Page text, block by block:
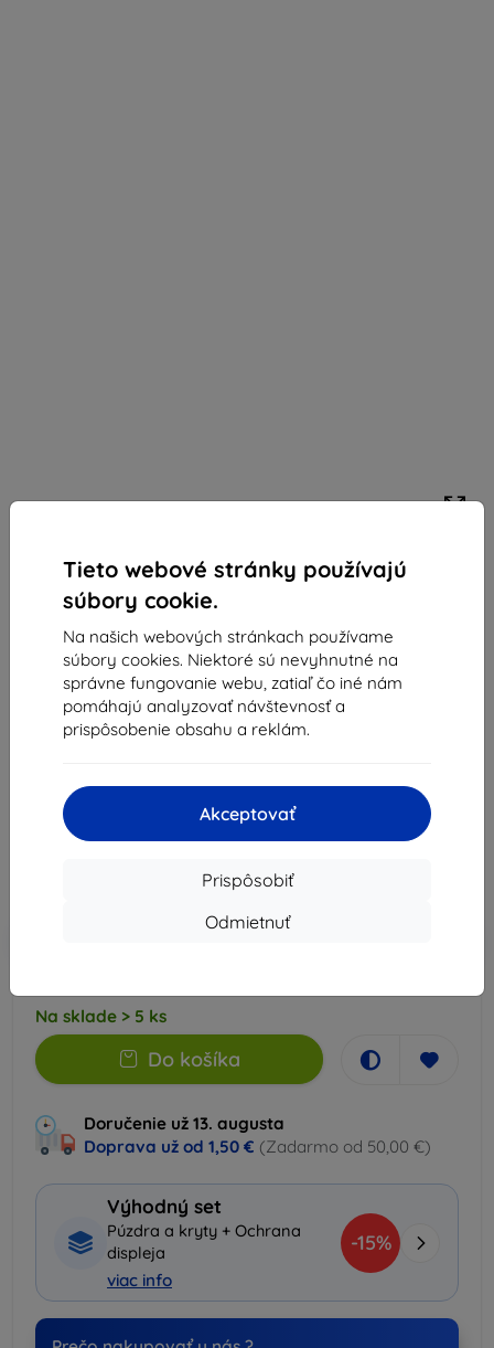
Tieto webové stránky používajú
súbory cookie.
Na našich webových stránkach používame
súbory cookies. Niektoré sú nevyhnutné na
správne fungovanie webu, zatiaľ čo iné nám
pomáhajú analyzovať návštevnosť a
prispôsobenie obsahu a reklám.
Akceptovať
Prispôsobiť
Odmietnuť
Otterbox OB SYMMETRY MAGSAFE
IPHONE/17E/16E/15/14/13 BLUETIFUL-BLUE (77-
92933)
Vhodné pre: Apple iPhone 15
Tenké púzdro kompatibilné s MagSafe pre iPhone —
vreckové, odolné proti pádom, zvýšené okraje chránia
displej a fotoaparát, z viac ako 50% recyklovaného plastu.
32,90 €
29,62 €
Zľava s kupónom EXTRA10
Na sklade > 5 ks
Do košíka
Doručenie už 13. augusta
Doprava už od 1,50 € (Zadarmo od 50,00 €)
Výhodný set
Púzdra a kryty + Ochrana
displeja
viac info
-15%